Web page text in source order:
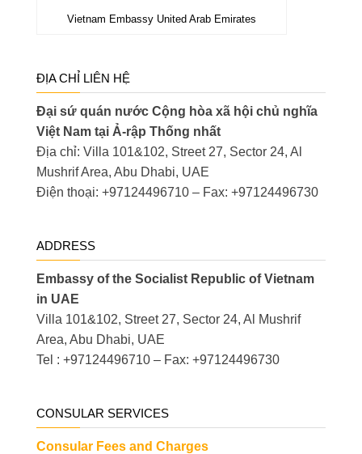
Vietnam Embassy United Arab Emirates
ĐỊA CHỈ LIÊN HỆ
Đại sứ quán nước Cộng hòa xã hội chủ nghĩa
Việt Nam tại Ả-rập Thống nhất
Địa chỉ: Villa 101&102, Street 27, Sector 24, Al
Mushrif Area, Abu Dhabi, UAE
Điện thoại: +97124496710 – Fax: +97124496730
ADDRESS
Embassy of the Socialist Republic of Vietnam
in UAE
Villa 101&102, Street 27, Sector 24, Al Mushrif
Area, Abu Dhabi, UAE
Tel : +97124496710 – Fax: +97124496730
CONSULAR SERVICES
Consular Fees and Charges